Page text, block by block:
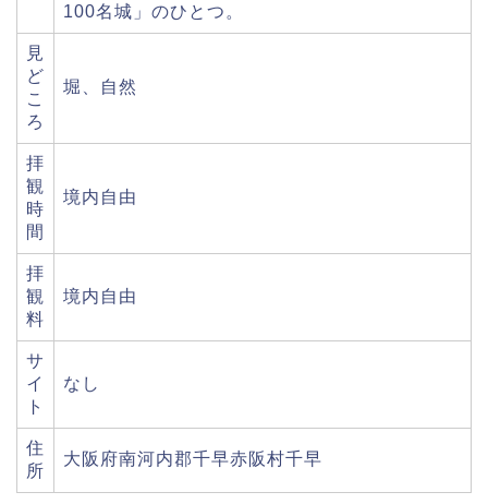
100名城」のひとつ。
見
ど
こ
ろ
堀、自然
拝
観
時
間
境内自由
拝
観
料
境内自由
サ
イ
ト
なし
住
所
大阪府南河内郡千早赤阪村千早